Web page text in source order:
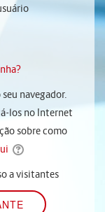
navegador.
los no Internet
sobre como
a visitantes